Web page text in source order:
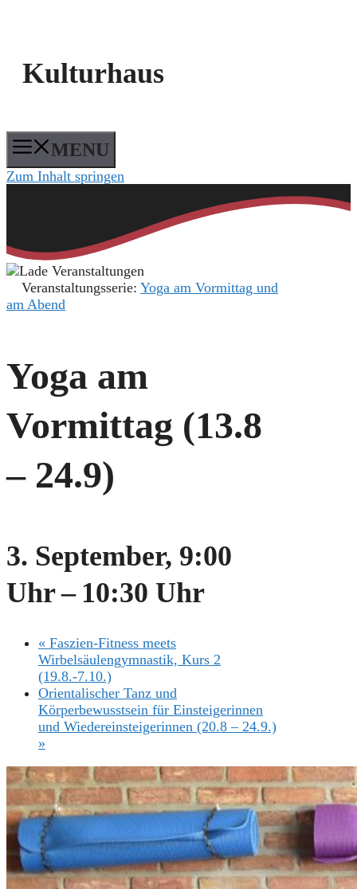
Kulturhaus
MENU
Zum Inhalt springen
Veranstaltungsserie: Yoga am Vormittag und
am Abend
Yoga am
Vormittag (13.8
– 24.9)
3. September, 9:00
Uhr– 10:30 Uhr
« Faszien-Fitness meets
Wirbelsäulengymnastik, Kurs 2
(19.8.-7.10.)
Orientalischer Tanz und
Körperbewusstsein für Einsteigerinnen
und Wiedereinsteigerinnen (20.8 – 24.9.)
»